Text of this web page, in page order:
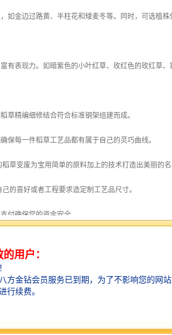
如金边过路黄、半柱花和矮麦冬等。同时，可选植
有表现力。如暗紫色的小叶红草、玫红色的玫红草、
草精编细修结合符合标准钢架组建而成。
保每一件稻草工艺品都有属于自己的灵巧曲线。
草变废为宝用简单的原料加上的技术打造出美丽的名
的喜好或者工程要求造定制工艺品尺寸。
付确保您的资金安全。